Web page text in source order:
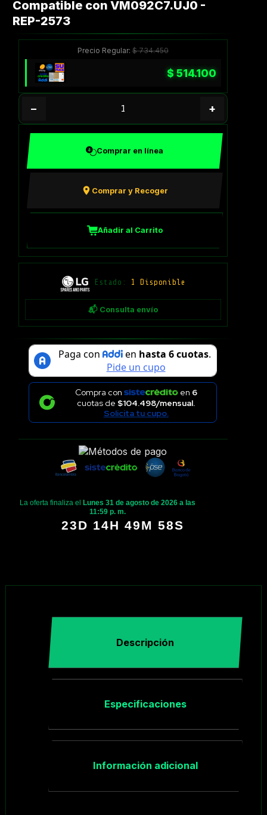
Compatible con VM092C7.UJ0 -
REP-2573
Precio Regular:$734.450
$514.100
− +
Comprar en línea
Comprar y Recoger
Añadir al Carrito
Estado: 1 Disponible
📬 Consulta envío
Compra con en 6
cuotas de $104.498/mensual.
Solicita tu cupo.
La oferta finaliza el
Lunes 31 de agosto de 2026 a las
11:59 p. m.
23D 14H 49M 57S
Descripción
Especificaciones
Información adicional